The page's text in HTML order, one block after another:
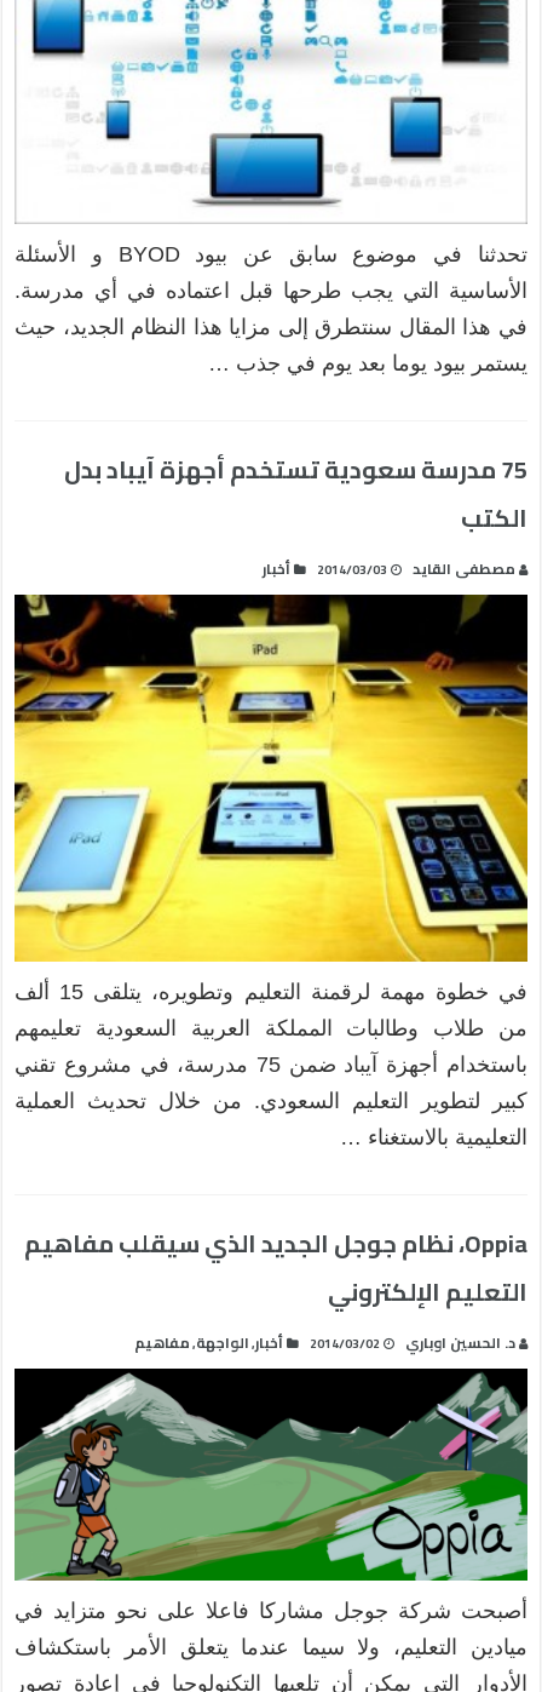
تحدثنا في موضوع سابق عن بيود BYOD و الأسئلة
الأساسية التي يجب طرحها قبل اعتماده في أي مدرسة.
في هذا المقال سنتطرق إلى مزايا هذا النظام الجديد، حيث
يستمر بيود يوما بعد يوم في جذب …
75 مدرسة سعودية تستخدم أجهزة آيباد بدل
الكتب
مصطفى القايد 2014/03/03 أخبار
في خطوة مهمة لرقمنة التعليم وتطويره، يتلقى 15 ألف
من طلاب وطالبات المملكة العربية السعودية تعليمهم
باستخدام أجهزة آيباد ضمن 75 مدرسة، في مشروع تقني
كبير لتطوير التعليم السعودي. من خلال تحديث العملية
التعليمية بالاستغناء …
Oppia، نظام جوجل الجديد الذي سيقلب مفاهيم
التعليم الإلكتروني
د. الحسين اوباري 2014/03/02 أخبار,الواجهة,مفاهيم
أصبحت شركة جوجل مشاركا فاعلا على نحو متزايد في
ميادين التعليم، ولا سيما عندما يتعلق الأمر باستكشاف
الأدوار التي يمكن أن تلعبها التكنولوجيا في إعادة تصور